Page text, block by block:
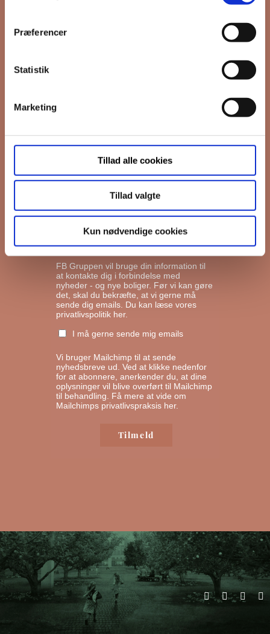
Præferencer
Statistik
Marketing
Tillad alle cookies
Tillad valgte
Kun nødvendige cookies
Interesseret i
Ejerboliger
Lejeboliger
Andelsboliger
Markedsføringstilladelse
FB Gruppen vil bruge din information til
at kontakte dig i forbindelse med
nyheder - og nye boliger. Før vi kan gøre
det, skal du bekræfte, at vi gerne må
sende dig emails. Du kan læse vores
privatlivspolitik her.
I må gerne sende mig emails
Vi bruger Mailchimp til at sende
nyhedsbreve ud. Ved at klikke nedenfor
for at abonnere, anerkender du, at dine
oplysninger vil blive overført til Mailchimp
til behandling. Få mere at vide om
Mailchimps privatlivspraksis her.